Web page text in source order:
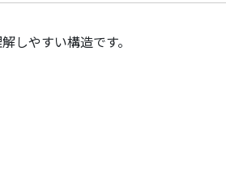
しやすい構造です。